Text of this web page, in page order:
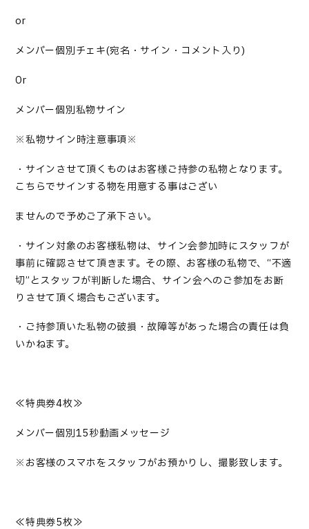
or
メンバー個別チェキ(宛名・サイン・コメント入り)
Or
メンバー個別私物サイン
※私物サイン時注意事項※
・サインさせて頂くものはお客様ご持参の私物となります。
こちらでサインする物を用意する事はござい
ませんので予めご了承下さい。
・サイン対象のお客様私物は、サイン会参加時にスタッフが
事前に確認させて頂きます。その際、お客様の私物で、“不適
切”とスタッフが判断した場合、サイン会へのご参加をお断
りさせて頂く場合もございます。
・ご持参頂いた私物の破損・故障等があった場合の責任は負
いかねます。
≪特典券4枚≫
メンバー個別15秒動画メッセージ
※お客様のスマホをスタッフがお預かりし、撮影致します。
≪特典券5枚≫